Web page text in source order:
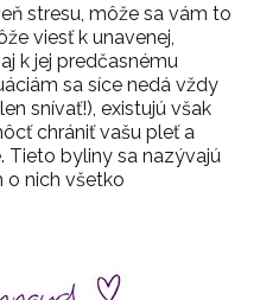
stresu, môže sa vám to
viesť k unavenej,
k jej predčasnému
sa síce nedá vždy
snívať!), existujú však
chrániť vašu pleť a
Tieto byliny sa nazývajú
o nich všetko